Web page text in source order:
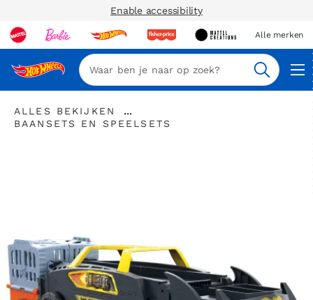
Enable accessibility
Alle merken
Zoeken
"Alles
bekijken
ALLES BEKIJKEN
...
Kruimelspoor
"BAANSETS EN SPEELSETS